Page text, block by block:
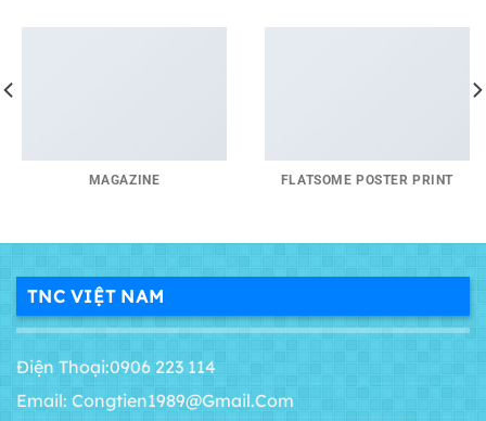
MAGAZINE FLATSOME POSTER PRINT
TNC VIỆT NAM
Điện Thoại:0906 223 114
Email: Congtien1989@gmail.com